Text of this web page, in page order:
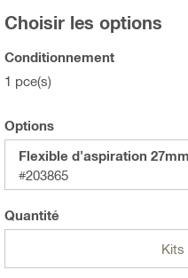
Choisir les options
Conditionnement
1 pce(s)
Options
Flexible d'aspiration
#203865
Quantité
Kits